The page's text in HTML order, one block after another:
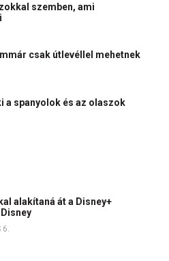
szemben, ami
csak útlevéllel mehetnek
a spanyolok és az olaszok
alakítaná át a Disney+
6.